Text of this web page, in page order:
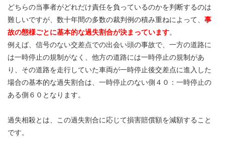
どちらの当事者がどれだけ責任を負っているのかを判断するのは
難しいですが、数十年間の多数の裁判例の積み重ねによって、 事
故の態様ごとに基本的な過失割合が決まっています。
例えば、信号のない交差点での出会い頭の事故で、一方の道路に
は一時停止の規制がなく、他方の道路には一時停止の規制があ
り、その道路を走行していた車両が一時停止後交差点に進入した
場合の基本的な過失割合は、一時停止のない側４０：一時停止の
ある側６０となります。
過失相殺とは、この過失割合に応じて損害賠償額を減額すること
です。